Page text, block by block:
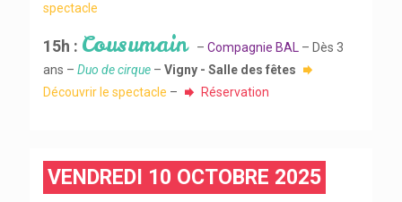
spectacle
15h : Cousumain – Compagnie BAL – Dès 3
ans – Duo de cirque – Vigny - Salle des fêtes
Découvrir le spectacle – Réservation
VENDREDI 10 OCTOBRE 2025